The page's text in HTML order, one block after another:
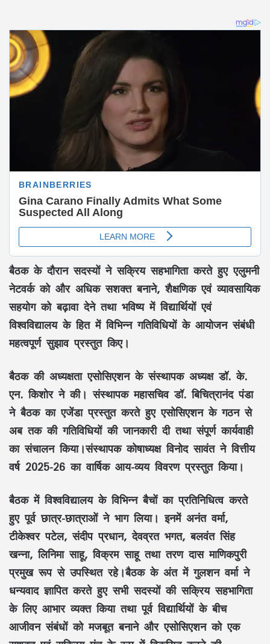
बैठक के दौरान सदस्यों ने सक्रिय सहभागिता करते हुए एलुमनी
नेटवर्क को और अधिक सशक्त बनाने, शैक्षणिक एवं व्यावसायिक
सहयोग को बढ़ावा देने तथा भविष्य में विद्यार्थियों एवं
विश्वविद्यालय के हित में विभिन्न गतिविधियों के आयोजन संबंधी
महत्वपूर्ण सुझाव प्रस्तुत किए।
बैठक की अध्यक्षता एसोसिएशन के संस्थापक अध्यक्ष डॉ. के.
एन. किशोर ने की। संस्थापक महासचिव डॉ. बिचित्रानंद पंडा
ने बैठक का एजेंडा प्रस्तुत करते हुए एसोसिएशन के गठन से
अब तक की गतिविधियों की जानकारी दी तथा संपूर्ण कार्यवाही
का संचालन किया।संस्थापक कोषाध्यक्ष विनोद सावंत ने वित्तीय
वर्ष 2025-26 का वार्षिक आय-व्यय विवरण प्रस्तुत किया।
बैठक में विश्वविद्यालय के विभिन्न बैचों का प्रतिनिधित्व करते
हुए पूर्व छात्र-छात्राओं ने भाग लिया। इनमें अनंत वर्मा,
टीकेश्वर पटेल, संदीप प्रधान, देवव्रत भगत, बलवंत सिंह
खन्ना, लिनिमा साहू, विक्रम साहू तथा तरण दास माणिकपुरी
प्रमुख रूप से उपस्थित रहे।बैठक के अंत में गुलशन वर्मा ने
धन्यवाद ज्ञापित करते हुए सभी सदस्यों की सक्रिय सहभागिता
के लिए आभार व्यक्त किया तथा पूर्व विद्यार्थियों के बीच
आजीवन संबंधों को मजबूत बनाने और एसोसिएशन को एक